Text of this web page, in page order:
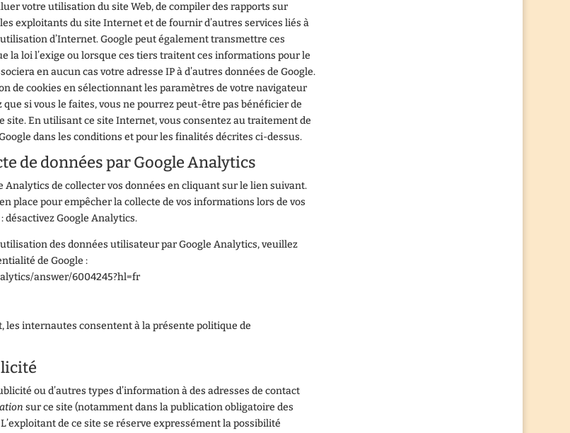
votre utilisation du site Web, de compiler des rapports sur
exploitants du site Internet et de fournir d’autres services liés à
d’Internet. Google peut également transmettre ces
la loi l’exige ou lorsque ces tiers traitent ces informations pour le
en aucun cas votre adresse IP à d’autres données de Google.
de cookies en sélectionnant les paramètres de votre navigateur
que si vous le faites, vous ne pourrez peut-être pas bénéficier de
site. En utilisant ce site Internet, vous consentez au traitement de
dans les conditions et pour les finalités décrites ci-dessus.
de données par Google Analytics
Analytics de collecter vos données en cliquant sur le lien suivant.
place pour empêcher la collecte de vos informations lors de vos
désactivez Google Analytics.
des données utilisateur par Google Analytics, veuillez
de Google :
answer/6004245?hl=fr
internautes consentent à la présente politique de
ou d’autres types d’information à des adresses de contact
sur ce site (notamment dans la publication obligatoire des
de ce site se réserve expressément la possibilité